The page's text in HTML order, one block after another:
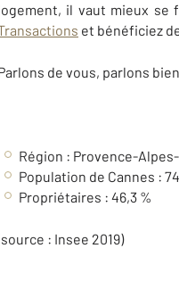
il vaut mieux se
et bénéficiez
de vous, parlons
Région : Provence-Alpes-
Population de Cannes :
Propriétaires : 46,3 %
: Insee 2019)